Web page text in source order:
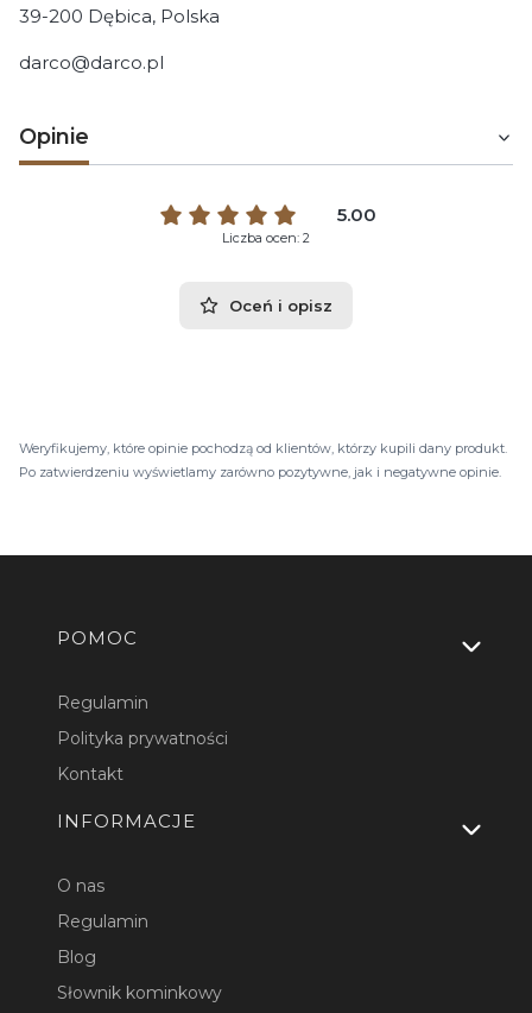
39-200 Dębica, Polska
darco@darco.pl
Opinie
5.00
Liczba ocen: 2
Oceń i opisz
Weryfikujemy, które opinie pochodzą od klientów, którzy kupili dany produkt.
Po zatwierdzeniu wyświetlamy zarówno pozytywne, jak i negatywne opinie.
Linki w stopce
POMOC
Regulamin
Polityka prywatności
Kontakt
INFORMACJE
O nas
Regulamin
Blog
Słownik kominkowy